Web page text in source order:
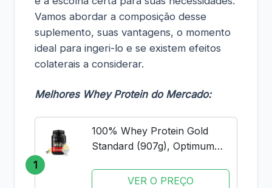
Vamos abordar a composição desse
suplemento, suas vantagens, o momento
ideal para ingeri-lo e se existem efeitos
colaterais a considerar.
Melhores Whey Protein do Mercado:
1
100% Whey Protein Gold
Standard (907g), Optimum
VER O PREÇO